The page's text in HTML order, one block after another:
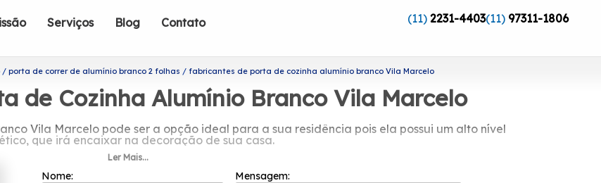
Serviços Blog Contato (11) 2231-4403(11) 97311-1806
porta de correr de alumínio branco 2 folhas fabricantes de porta de cozinha alumínio branco Vila Marcelo
de Cozinha Alumínio Branco Vila Marcelo
Vila Marcelo pode ser a opção ideal para a sua residência pois ela possui um alto nível
que irá encaixar na decoração de sua casa.
de porta de cozinha alumínio branco Vila Marcelo
Ler Mais...
Nome: Mensagem: